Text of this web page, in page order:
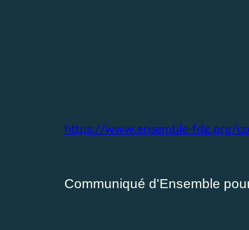
https://www.ensemble-fdg.org/
Communiqué d'Ensemble